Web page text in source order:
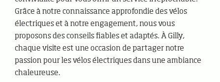
Grâce à notre connaissance approfondie des vélos
électriques et à notre engagement, nous vous
proposons des conseils fiables et adaptés. À Gilly,
chaque visite est une occasion de partager notre
passion pour les vélos électriques dans une ambiance
chaleureuse.